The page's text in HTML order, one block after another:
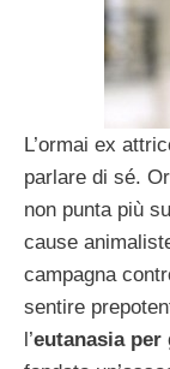
L’ormai ex
parlare di sé.
non punta più
cause
campagna
sentire
l’eutanasia per